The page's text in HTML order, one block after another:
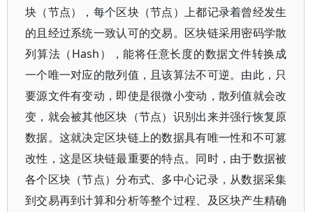
块（节点），每个区块（节点）上都记录着曾经发生
的且经过系统一致认可的交易。区块链采用密码学散
列算法（Hash），能将任意长度的数据文件转换成
一个唯一对应的散列值，且该算法不可逆。由此，只
要源文件有变动，即使是很微小变动，散列值就会改
变，就会被其他区块（节点）识别出来并强行恢复原
数据。这就决定区块链上的数据具有唯一性和不可篡
改性，这是区块链最重要的特点。同时，由于数据被
各个区块（节点）分布式、多中心记录，从数据采集
到交易再到计算和分析等整个过程、及区块产生精确